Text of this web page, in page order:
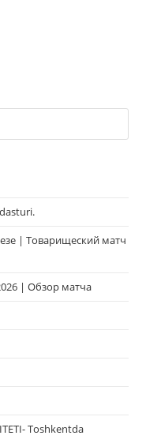
| Товарищеский матч
| Обзор матча
Toshkentda